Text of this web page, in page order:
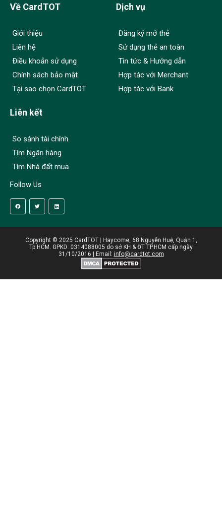
Về CardTOT
Giới thiệu
Liên hệ
Điều khoản sử dụng
Chính sách bảo mật
Tại sao chọn CardTOT
Dịch vụ
Đăng ký mở thẻ
Sử dụng thẻ an toàn
Tin tức & Hướng dẫn
Hợp tác với Merchant
Hợp tác với Bank
Liên kết
So sánh tài chính
Tìm Ngân hàng
Tìm Nhà đất mua
Follow Us
Copyright © 2025 CardTOT | Haycome, 68 Nguyễn Huệ, Quận 1,
Tp.HCM. GPKD: 0314088005 do sở KH & ĐT TP.HCM cấp ngày
31/10/2016 | Email: info@cardtot.com